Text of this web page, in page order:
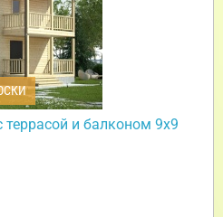
и балконом 9х9